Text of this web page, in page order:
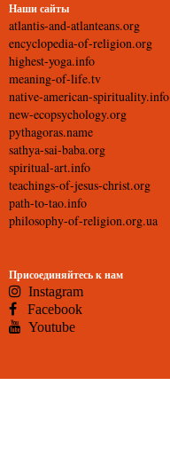
Наши сайты
atlantis-and-atlanteans.org
encyclopedia-of-religion.org
highest-yoga.info
meaning-of-life.tv
native-american-spirituality.info
new-ecopsychology.org
pythagoras.name
sathya-sai-baba.org
spiritual-art.info
teachings-of-jesus-christ.org
path-to-tao.info
philosophy-of-religion.org.ua
Присоединяйтесь к нам
Instagram
Facebook
Youtube